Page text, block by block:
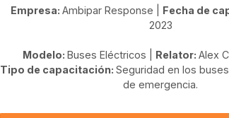
Empresa: Ambipar Response | Fecha de
2023
Modelo: Buses Eléctricos | Relator: Alex
Tipo de capacitación: Seguridad en los
de emergencia.